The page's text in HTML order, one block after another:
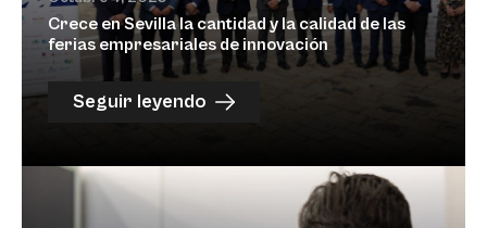
Crece en Sevilla la cantidad y la calidad de las
ferias empresariales de innovación
Seguir leyendo